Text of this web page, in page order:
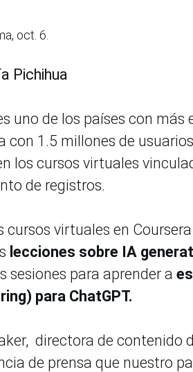
oct. 6.
Pichihua
uno de los países con
con 1.5 millones de
los cursos virtuales
de registros.
cursos virtuales en
lecciones sobre IA
sesiones para aprender a
para ChatGPT.
directora de contenido
de prensa que nuestro